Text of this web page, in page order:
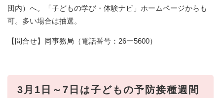
団内）へ。「子どもの学び・体験ナビ」ホームページからも
可。多い場合は抽選。
【問合せ】同事務局（電話番号：26ー5600）
3月1日～7日は子どもの予防接種週間